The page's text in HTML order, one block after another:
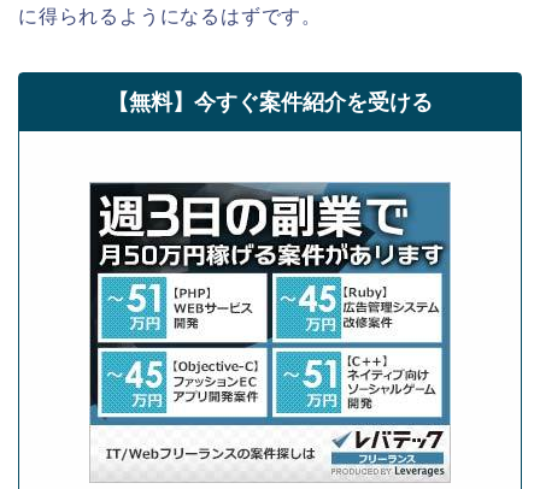
に得られるようになるはずです。
【無料】今すぐ案件紹介を受ける